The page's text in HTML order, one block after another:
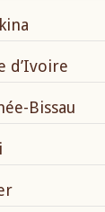
d’Ivoire
Bissau